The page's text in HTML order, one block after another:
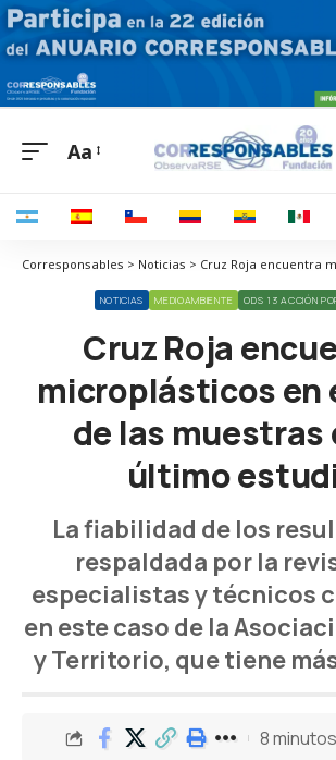
Aa
NOTICIAS MEDIOAMBIENTE ODS 13 ACCIÓN
Cruz Roja
microplásticos en
de las muestras
último
La fiabilidad de los
respaldada por la
especialistas y técnicos
en este caso de la
y Territorio, que tiene
8